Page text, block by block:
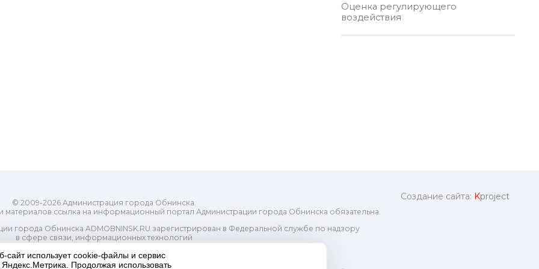
Оценка регулирующего
воздействия
© 2009-2026 Администрация города Обнинска.
ссылка на информационный портал Администрации города Обнинска обязательна.
города Обнинска ADMOBNINSK.RU зарегистрирован в Федеральной службе по надзору
в сфере связи, информационных технологий
Свидетельство о регистрации Эл № ФС77-73321
Создание сайта: Kproject
сайт использует cookie-файлы и сервис
Яндекс.Метрика. Продолжая использовать